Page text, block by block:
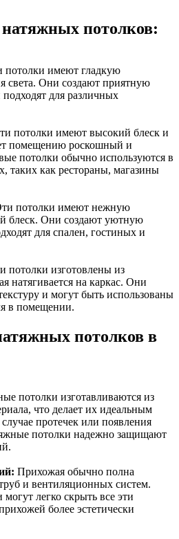
потолков:
потолки имеют гладкую
света. Они создают приятную
для различных
потолки имеют высокий блеск и
помещению роскошный и
потолки обычно используются в
таких как рестораны, магазины
потолки имеют нежную
блеск. Они создают уютную
для спален, гостиных и
потолки изготовлены из
натягивается на каркас. Они
и могут быть использованы
в помещении.
потолков в
потолки изготавливаются из
что делает их идеальным
протечек или появления
потолки надежно защищают
Прихожая обычно полна
и вентиляционных систем.
легко скрыть все эти
более эстетически